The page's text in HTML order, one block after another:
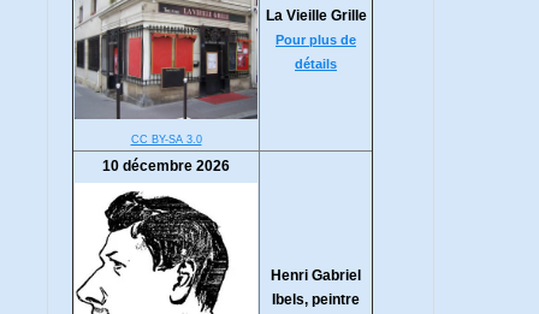
CC BY-SA 3.0
La Vieille Grille
Pour plus de
détails
10 décembre 2026
Henri Gabriel
Ibels, peintre